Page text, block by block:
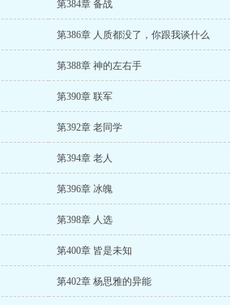
第384章 备战
第386章 人质都没了，你跟我谈什么
第388章 神的左右手
第390章 联军
第392章 老同学
第394章 老人
第396章 冰魄
第398章 人选
第400章 皆是未知
第402章 杨思雅的异能